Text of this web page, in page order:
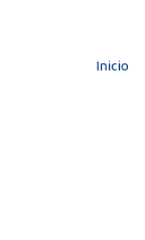
Inicio